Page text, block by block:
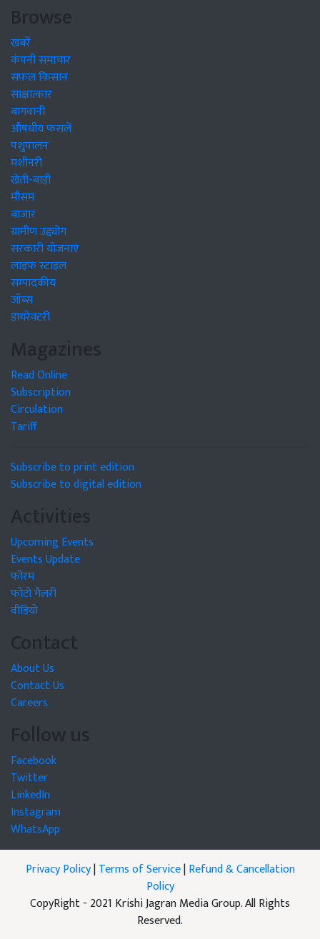
Browse
खबरें
कंपनी समाचार
सफल किसान
साक्षात्कार
बागवानी
औषधीय फसलें
पशुपालन
मशीनरी
खेती-बाड़ी
मौसम
बाजार
ग्रामीण उद्द्योग
सरकारी योजनाएं
लाइफ स्टाइल
सम्पादकीय
जॉब्स
डायरेक्टरी
Magazines
Read Online
Subscription
Circulation
Tariff
Subscribe to print edition
Subscribe to digital edition
Activities
Upcoming Events
Events Update
फोरम
फोटो गैलरी
वीडियो
Contact
About Us
Contact Us
Careers
Follow us
Facebook
Twitter
LinkedIn
Instagram
WhatsApp
Privacy Policy|Terms of Service|Refund & Cancellation
Policy
CopyRight - 2021 Krishi Jagran Media Group. All Rights
Reserved.